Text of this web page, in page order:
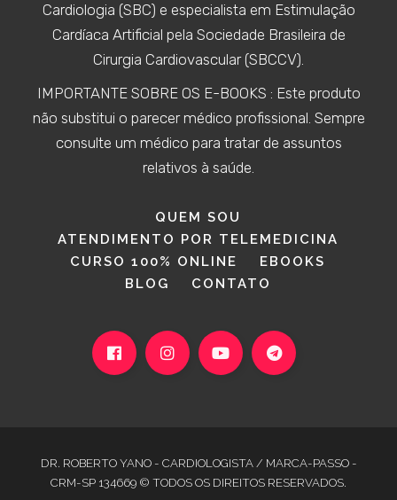
Cardiologia (SBC) e especialista em Estimulação
Cardíaca Artificial pela Sociedade Brasileira de
Cirurgia Cardiovascular (SBCCV).
IMPORTANTE SOBRE OS E-BOOKS : Este produto
não substitui o parecer médico profissional. Sempre
consulte um médico para tratar de assuntos
relativos à saúde.
QUEM SOU
ATENDIMENTO POR TELEMEDICINA
CURSO 100% ONLINE
EBOOKS
BLOG
CONTATO
DR. ROBERTO YANO - CARDIOLOGISTA / MARCA-PASSO -
CRM-SP 134669 © TODOS OS DIREITOS RESERVADOS.